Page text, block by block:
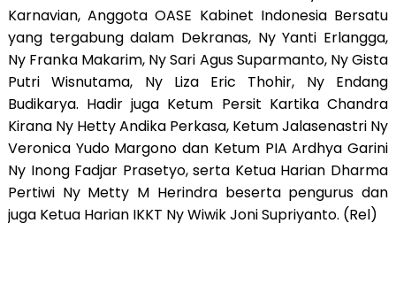
Karnavian, Anggota OASE Kabinet Indonesia Bersatu
yang tergabung dalam Dekranas, Ny Yanti Erlangga,
Ny Franka Makarim, Ny Sari Agus Suparmanto, Ny Gista
Putri Wisnutama, Ny Liza Eric Thohir, Ny Endang
Budikarya. Hadir juga Ketum Persit Kartika Chandra
Kirana Ny Hetty Andika Perkasa, Ketum Jalasenastri Ny
Veronica Yudo Margono dan Ketum PIA Ardhya Garini
Ny Inong Fadjar Prasetyo, serta Ketua Harian Dharma
Pertiwi Ny Metty M Herindra beserta pengurus dan
juga Ketua Harian IKKT Ny Wiwik Joni Supriyanto. (Rel)